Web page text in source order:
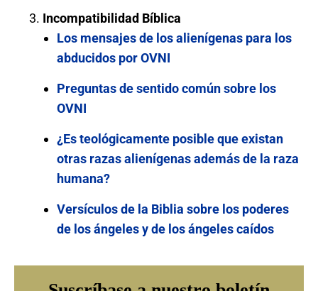
Incompatibilidad Bíblica
Los mensajes de los alienígenas para los
abducidos por OVNI
Preguntas de sentido común sobre los
OVNI
¿Es teológicamente posible que existan
otras razas alienígenas además de la raza
humana?
Versículos de la Biblia sobre los poderes
de los ángeles y de los ángeles caídos